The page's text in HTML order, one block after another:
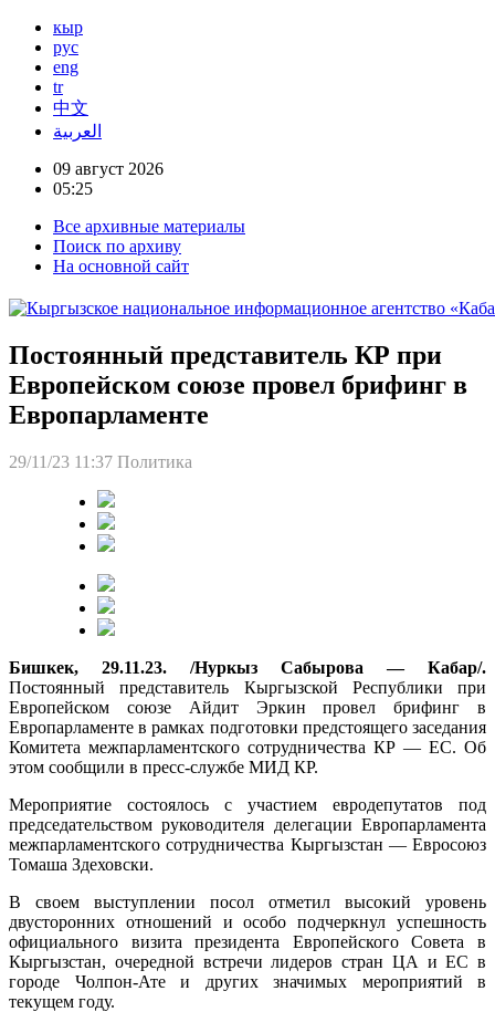
кыр
рус
eng
tr
中文
العربية
09 август 2026
05:25
Все архивные материалы
Поиск по архиву
На основной сайт
Постоянный представитель КР при
Европейском союзе провел брифинг в
Европарламенте
29/11/23 11:37 Политика
Бишкек, 29.11.23. /Нуркыз Сабырова — Кабар/.
Постоянный представитель Кыргызской Республики при
Европейском союзе Айдит Эркин провел брифинг в
Европарламенте в рамках подготовки предстоящего заседания
Комитета межпарламентского сотрудничества КР — ЕС. Об
этом сообщили в пресс-службе МИД КР.
Мероприятие состоялось с участием евродепутатов под
председательством руководителя делегации Европарламента
межпарламентского сотрудничества Кыргызстан — Евросоюз
Томаша Здеховски.
В своем выступлении посол отметил высокий уровень
двусторонних отношений и особо подчеркнул успешность
официального визита президента Европейского Совета в
Кыргызстан, очередной встречи лидеров стран ЦА и ЕС в
городе Чолпон-Ате и других значимых мероприятий в
текущем году.